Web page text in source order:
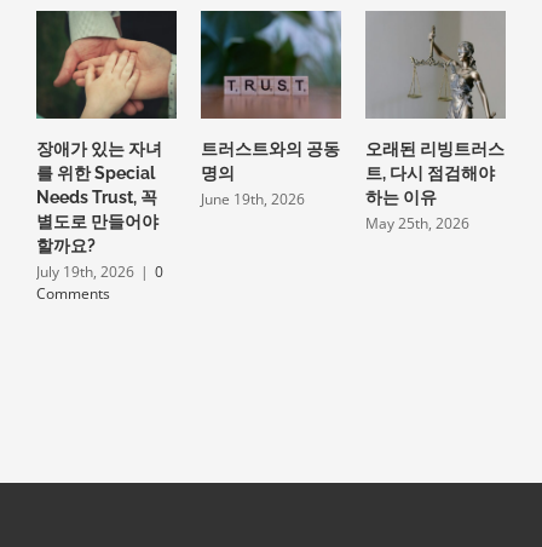
장애가 있는 자녀
를 위한 Special
Needs Trust, 꼭
별도로 만들어야
할까요?
July 19th, 2026 | 0
Comments
트러스트와의 공동
명의
June 19th, 2026
오래된 리빙트러스
트, 다시 점검해야
하는 이유
May 25th, 2026